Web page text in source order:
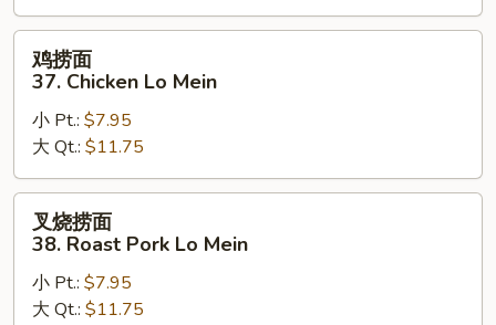
Lo
Mein
37.
Chicken
Lo
Mein
鸡捞面
37. Chicken Lo Mein
小 Pt.: $7.95
大 Qt.: $11.75
38.
叉烧捞面
38. Roast Pork Lo Mein
小 Pt.: $7.95
大 Qt.: $11.75